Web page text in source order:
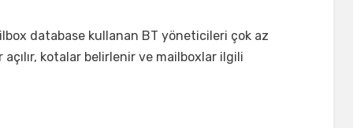
database kullanan BT yöneticileri çok az
kotalar belirlenir ve mailboxlar ilgili